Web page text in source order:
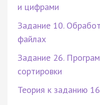
и цифрами
Задание 10.
файлах
Задание 26.
сортировки
Теория к заданию 16